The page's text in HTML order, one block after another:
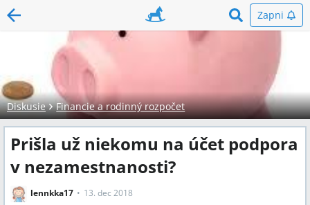
Zapni
Diskusie Financie a rodinný rozpočet
Prišla už niekomu na účet podpora
v nezamestnanosti?
lennkka17 13. dec 2018